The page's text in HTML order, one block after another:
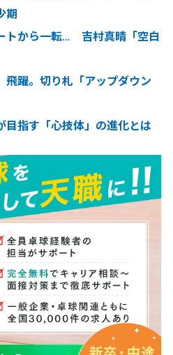
期
トから一転… 吉村真晴「空白
飛躍。切り札「アップダウン
目指す「心技体」の進化とは